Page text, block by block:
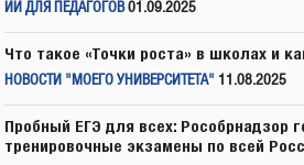
ИИ ДЛЯ ПЕДАГОГОВ 01.09.2025
Что такое «Точки роста» в школах и
НОВОСТИ "МОЕГО УНИВЕРСИТЕТА" 11.08.2025
Пробный ЕГЭ для всех: Рособрнадзор
тренировочные экзамены по всей